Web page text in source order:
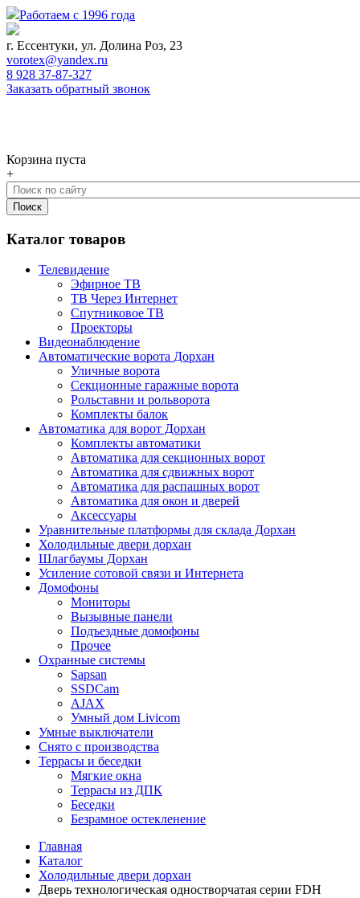
Работаем с 1996 года
г. Ессентуки, ул. Долина Роз, 23
vorotex@yandex.ru
8 928 37-87-327
Заказать обратный звонок
Корзина пуста
+
Каталог товаров
Телевидение
Эфирное ТВ
ТВ Через Интернет
Спутниковое ТВ
Проекторы
Видеонаблюдение
Автоматические ворота Дорхан
Уличные ворота
Секционные гаражные ворота
Рольставни и рольворота
Комплекты балок
Автоматика для ворот Дорхан
Комплекты автоматики
Автоматика для секционных ворот
Автоматика для сдвижных ворот
Автоматика для распашных ворот
Автоматика для окон и дверей
Аксессуары
Уравнительные платформы для склада Дорхан
Холодильные двери дорхан
Шлагбаумы Дорхан
Усиление сотовой связи и Интернета
Домофоны
Мониторы
Вызывные панели
Подъездные домофоны
Прочее
Охранные системы
Sapsan
SSDCam
AJAX
Умный дом Livicom
Умные выключатели
Снято с производства
Террасы и беседки
Мягкие окна
Террасы из ДПК
Беседки
Безрамное остекленение
Главная
Каталог
Холодильные двери дорхан
Дверь технологическая одностворчатая серии FDH